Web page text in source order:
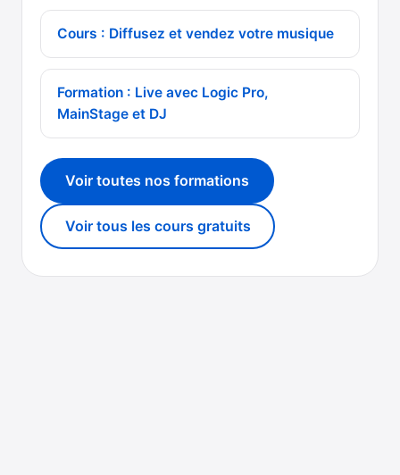
Cours : Diffusez et vendez votre musique
Formation : Live avec Logic Pro,
MainStage et DJ
Voir toutes nos formations
Voir tous les cours gratuits